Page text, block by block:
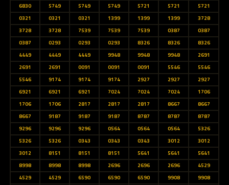
6830
5749 5749 5749 5721 5721
5721
0321
0321 0321 1399 1399 1399
3728
3728
3728 7539 7539 7539 0387
0387
0387
0293 0293 0293 8326 8326
8326
4449
4449 4449 9948 9948 9948
2691
2691
2691 0091 0091 0091 5546
5546
5546
9174 9174 9174 2927 2927
2927
6921
6921 6921 7024 7024 7024
1706
1706
1706 2817 2817 2817 8667
8667
8667
9187 9187 9187 8787 8787
8787
9296
9296 9296 0564 0564 0564
5326
5326
5326 0343 0343 0343 3012
3012
3012
8151 8151 8151 5641 5641
5641
8998
8998 8998 2696 2696 2696
4529
4529
4529 6590 6590 6590 9908
9908